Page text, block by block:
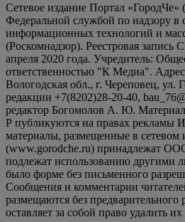
Сетевое издание Портал «ГородЧе»
Федеральной службой по надзору в
информационных технологий и
(Роскомнадзор). Реестровая
апреля 2020 года. Учредитель:
ответственностью "К Медиа".
Вологодская обл., г. Череповец, ул.
редакции +7(8202)28-20-40,
редактор Богомолов А. Ю.
Р публикуются на правах рекламы
материалы, размещенные в сетевом
(www.gorodche.ru) принадлежат
подлежат использованию другими
было форме без письменного
Сообщения и комментарии
размещаются без предварительного
оставляет за собой право удалить